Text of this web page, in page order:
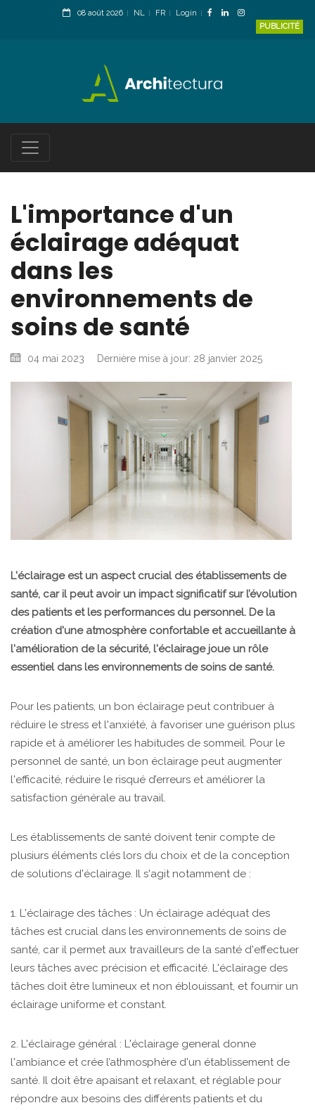
08 août 2026 NL FR
Login
PUBLICITÉ
L'importance d'un
éclairage adéquat
dans les
environnements de
soins de santé
04 mai 2023 Dernière mise à jour: 28 janvier 2025
L'éclairage est un aspect crucial des établissements de
santé, car il peut avoir un impact significatif sur l’évolution
des patients et les performances du personnel. De la
création d'une atmosphère confortable et accueillante à
l'amélioration de la sécurité, l'éclairage joue un rôle
essentiel dans les environnements de soins de santé.
Pour les patients, un bon éclairage peut contribuer à
réduire le stress et l'anxiété, à favoriser une guérison plus
rapide et à améliorer les habitudes de sommeil. Pour le
personnel de santé, un bon éclairage peut augmenter
l'efficacité, réduire le risqué d’erreurs et améliorer la
satisfaction générale au travail.
Les établissements de santé doivent tenir compte de
plusiurs éléments clés lors du choix et de la conception
de solutions d'éclairage. Il s'agit notamment de :
1. L'éclairage des tâches : Un éclairage adéquat des
tâches est crucial dans les environnements de soins de
santé, car il permet aux travailleurs de la santé d'effectuer
leurs tâches avec précision et efficacité. L'éclairage des
tâches doit être lumineux et non éblouissant, et fournir un
éclairage uniforme et constant.
2. L'éclairage général : L'éclairage general donne
l'ambiance et crée l’athmosphère d'un établissement de
santé. Il doit être apaisant et relaxant, et réglable pour
répondre aux besoins des différents patients et du